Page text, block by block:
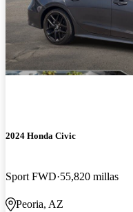
2024 Honda Civic
Sport FWD 55,820 millas
Peoria, AZ